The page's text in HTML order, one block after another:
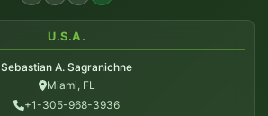
U.S.A.
Sebastian A. Sagranichne
Miami, FL
+1-305-968-3936